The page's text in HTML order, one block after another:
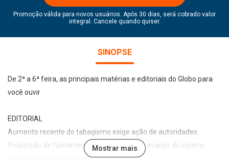
Promoção válida para novos usuários. Após 30 dias, será cobrado valor
integral. Cancele quando quiser.
SINOPSE
De 2ª a 6ª feira, as principais matérias e editoriais do Globo para
você ouvir
EDITORIAL
Aumento recente do tabagismo exige ação de autoridades
Proporção de fumantes voltou a subir com avanço do cigarro
eletrônico entre os jovens
Mostrar mais